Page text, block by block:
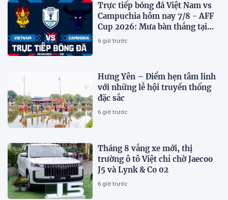
Trực tiếp bóng đá Việt Nam vs
Campuchia hôm nay 7/8 - AFF
Cup 2026: Mưa bàn thắng tại
Mỹ Đình?
6 giờ trước
Hưng Yên – Điểm hẹn tâm linh
với những lễ hội truyền thống
đặc sắc
6 giờ trước
Tháng 8 vắng xe mới, thị
trường ô tô Việt chỉ chờ Jaecoo
J5 và Lynk & Co 02
6 giờ trước